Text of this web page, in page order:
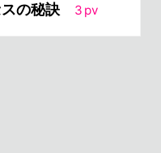
の秘訣
3 pv